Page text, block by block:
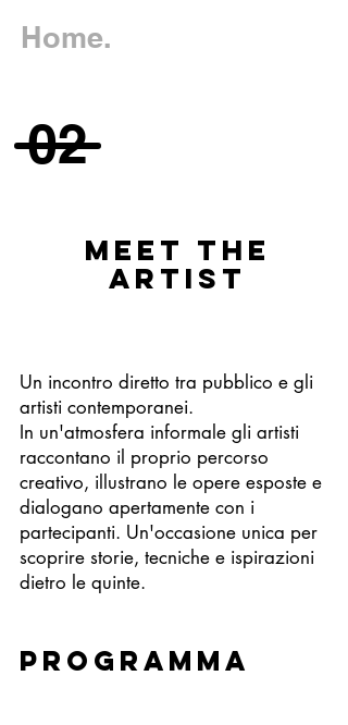
Home.
02
MEET THE
ARTIST
Un incontro diretto tra pubblico e gli
artisti contemporanei.
In un'atmosfera informale gli artisti
raccontano il proprio percorso
creativo, illustrano le opere esposte e
dialogano apertamente con i
partecipanti. Un'occasione unica per
scoprire storie, tecniche e ispirazioni
dietro le quinte.
PROGRAMMA